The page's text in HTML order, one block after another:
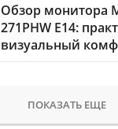
Обзор монитора
271PHW E14:
визуальный
ПОКАЗАТЬ ЕЩЕ